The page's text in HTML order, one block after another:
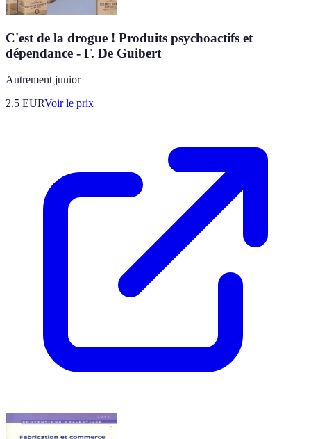
C'est de la drogue ! Produits psychoactifs et
dépendance - F. De Guibert
Autrement junior
2.5 EURVoir le prix